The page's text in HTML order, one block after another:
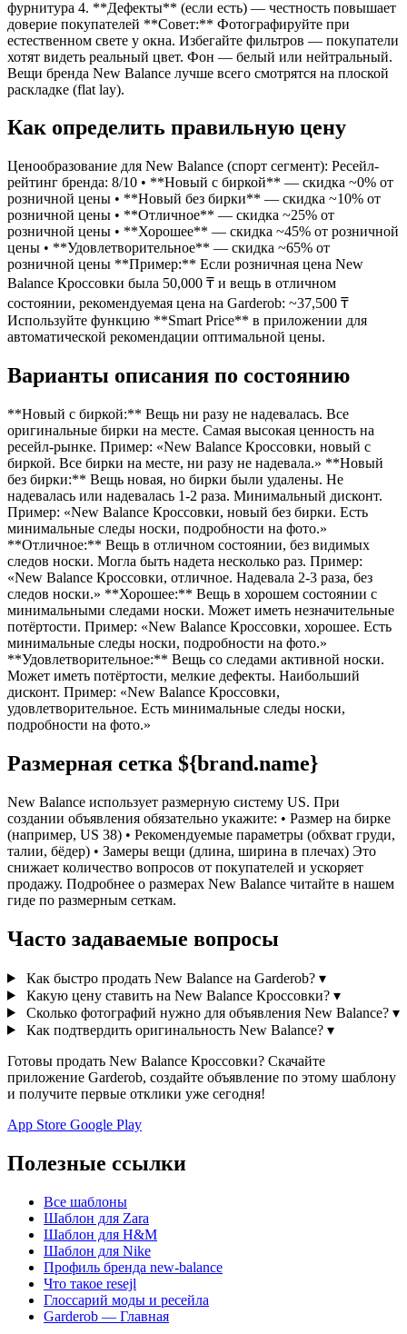
фурнитура 4. **Дефекты** (если есть) — честность повышает
доверие покупателей **Совет:** Фотографируйте при
естественном свете у окна. Избегайте фильтров — покупатели
хотят видеть реальный цвет. Фон — белый или нейтральный.
Вещи бренда New Balance лучше всего смотрятся на плоской
раскладке (flat lay).
Как определить правильную цену
Ценообразование для New Balance (спорт сегмент): Ресейл-
рейтинг бренда: 8/10 • **Новый с биркой** — скидка ~0% от
розничной цены • **Новый без бирки** — скидка ~10% от
розничной цены • **Отличное** — скидка ~25% от
розничной цены • **Хорошее** — скидка ~45% от розничной
цены • **Удовлетворительное** — скидка ~65% от
розничной цены **Пример:** Если розничная цена New
Balance Кроссовки была 50,000 ₸ и вещь в отличном
состоянии, рекомендуемая цена на Garderob: ~37,500 ₸
Используйте функцию **Smart Price** в приложении для
автоматической рекомендации оптимальной цены.
Варианты описания по состоянию
**Новый с биркой:** Вещь ни разу не надевалась. Все
оригинальные бирки на месте. Самая высокая ценность на
ресейл-рынке. Пример: «New Balance Кроссовки, новый с
биркой. Все бирки на месте, ни разу не надевала.» **Новый
без бирки:** Вещь новая, но бирки были удалены. Не
надевалась или надевалась 1-2 раза. Минимальный дисконт.
Пример: «New Balance Кроссовки, новый без бирки. Есть
минимальные следы носки, подробности на фото.»
**Отличное:** Вещь в отличном состоянии, без видимых
следов носки. Могла быть надета несколько раз. Пример:
«New Balance Кроссовки, отличное. Надевала 2-3 раза, без
следов носки.» **Хорошее:** Вещь в хорошем состоянии с
минимальными следами носки. Может иметь незначительные
потёртости. Пример: «New Balance Кроссовки, хорошее. Есть
минимальные следы носки, подробности на фото.»
**Удовлетворительное:** Вещь со следами активной носки.
Может иметь потёртости, мелкие дефекты. Наибольший
дисконт. Пример: «New Balance Кроссовки,
удовлетворительное. Есть минимальные следы носки,
подробности на фото.»
Размерная сетка ${brand.name}
New Balance использует размерную систему US. При
создании объявления обязательно укажите: • Размер на бирке
(например, US 38) • Рекомендуемые параметры (обхват груди,
талии, бёдер) • Замеры вещи (длина, ширина в плечах) Это
снижает количество вопросов от покупателей и ускоряет
продажу. Подробнее о размерах New Balance читайте в нашем
гиде по размерным сеткам.
Часто задаваемые вопросы
Как быстро продать New Balance на Garderob? ▾
Какую цену ставить на New Balance Кроссовки? ▾
Сколько фотографий нужно для объявления New Balance? ▾
Как подтвердить оригинальность New Balance? ▾
Готовы продать New Balance Кроссовки? Скачайте
приложение Garderob, создайте объявление по этому шаблону
и получите первые отклики уже сегодня!
App Store Google Play
Полезные ссылки
Все шаблоны
Шаблон для Zara
Шаблон для H&M
Шаблон для Nike
Профиль бренда new-balance
Что такое resejl
Глоссарий моды и ресейла
Garderob — Главная